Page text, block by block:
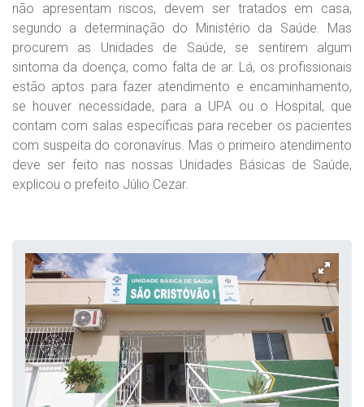
não apresentam riscos, devem ser tratados em casa,
segundo a determinação do Ministério da Saúde. Mas
procurem as Unidades de Saúde, se sentirem algum
sintoma da doença, como falta de ar. Lá, os profissionais
estão aptos para fazer atendimento e encaminhamento,
se houver necessidade, para a UPA ou o Hospital, que
contam com salas específicas para receber os pacientes
com suspeita do coronavírus. Mas o primeiro atendimento
deve ser feito nas nossas Unidades Básicas de Saúde,
explicou o prefeito Júlio Cezar.